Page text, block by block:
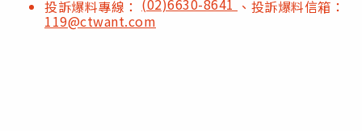
投訴爆料專線： (02)6630-8641 、投訴爆料信箱：
119@ctwant.com